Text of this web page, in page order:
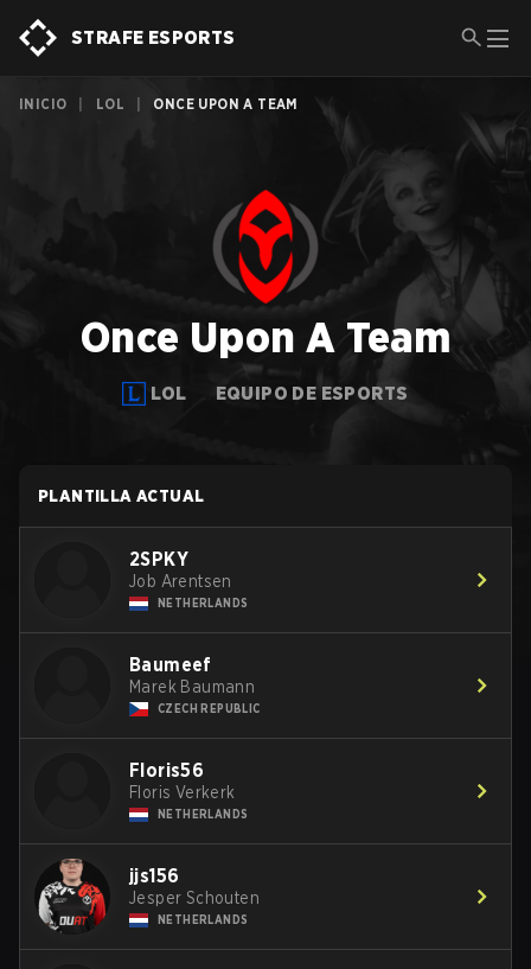
STRAFE ESPORTS
INICIO LOL ONCE UPON A TEAM
Once Upon A Team
LOL EQUIPO DE ESPORTS
PLANTILLA ACTUAL
2SPKY
Job Arentsen
NETHERLANDS
Baumeef
Marek Baumann
CZECH REPUBLIC
Floris56
Floris Verkerk
NETHERLANDS
jjs156
Jesper Schouten
NETHERLANDS